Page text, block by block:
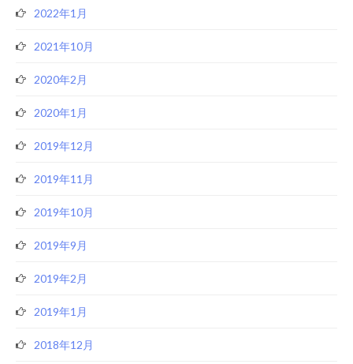
2022年1月
2021年10月
2020年2月
2020年1月
2019年12月
2019年11月
2019年10月
2019年9月
2019年2月
2019年1月
2018年12月